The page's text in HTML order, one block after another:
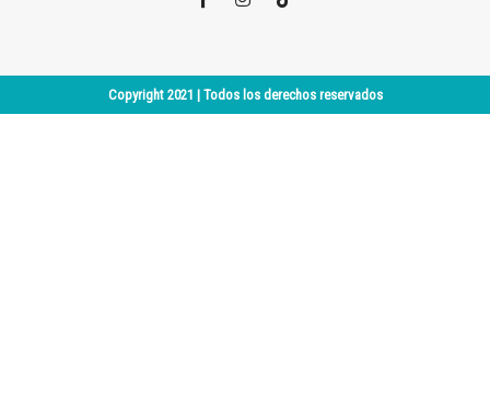
Copyright 2021 | Todos los derechos reservados